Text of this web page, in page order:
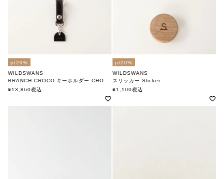
pt20%
WILDSWANS
BRANCH CROCO キーホルダー CHOCO
ワイルドスワンズ
¥13,860税込
pt20%
WILDSWANS
スリッカー Slicker
ワイルドスワンズ
¥1,100税込